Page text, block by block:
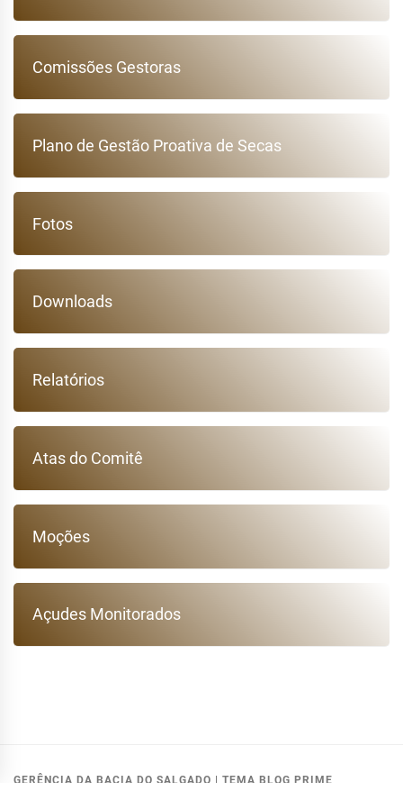
Comissões Gestoras
Plano de Gestão Proativa de Secas
Fotos
Downloads
Relatórios
Atas do Comitê
Moções
Açudes Monitorados
GERÊNCIA DA BACIA DO SALGADO | TEMA BLOG PRIME